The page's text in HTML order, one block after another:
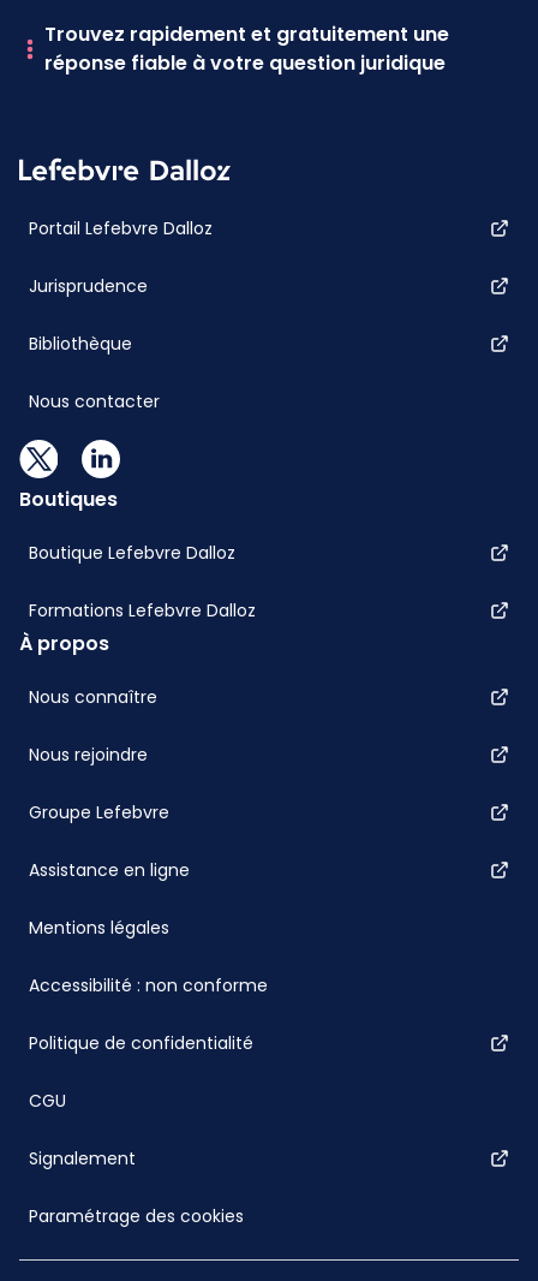
Trouvez rapidement et gratuitement une
réponse fiable à votre question juridique
Portail Lefebvre Dalloz
Jurisprudence
Bibliothèque
Nous contacter
Boutiques
Boutique Lefebvre Dalloz
Formations Lefebvre Dalloz
À propos
Nous connaître
Nous rejoindre
Groupe Lefebvre
Assistance en ligne
Mentions légales
Accessibilité : non conforme
Politique de confidentialité
CGU
Signalement
Paramétrage des cookies